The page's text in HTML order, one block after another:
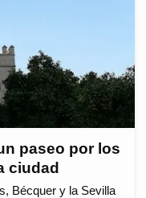
paseo por los
ciudad
Bécquer y la Sevilla